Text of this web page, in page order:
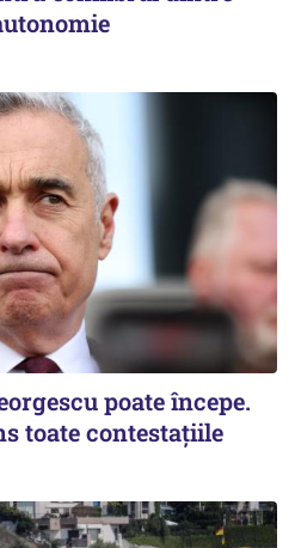
poate începe.
toate contestațiile